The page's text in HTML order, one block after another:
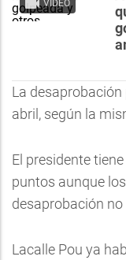
VIDEO
La desaprobación
abril, según la
El presidente
puntos aunque
desaprobación no
Lacalle Pou ya